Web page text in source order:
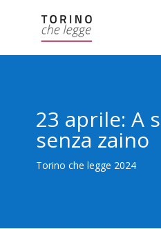
23 aprile: A
senza zaino
Torino che legge 2024